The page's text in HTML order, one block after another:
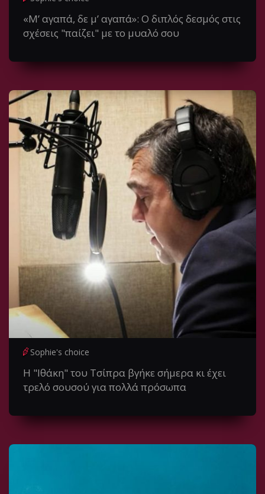
«Μ’ αγαπά, δε μ’ αγαπά»: Ο διπλός δεσμός στις
σχέσεις "παίζει" με το μυαλό σου
Sophie's choice
Η "Ιθάκη" του Τσίπρα βγήκε σήμερα κι έχει
τρελό σουσού για πολλά πρόσωπα